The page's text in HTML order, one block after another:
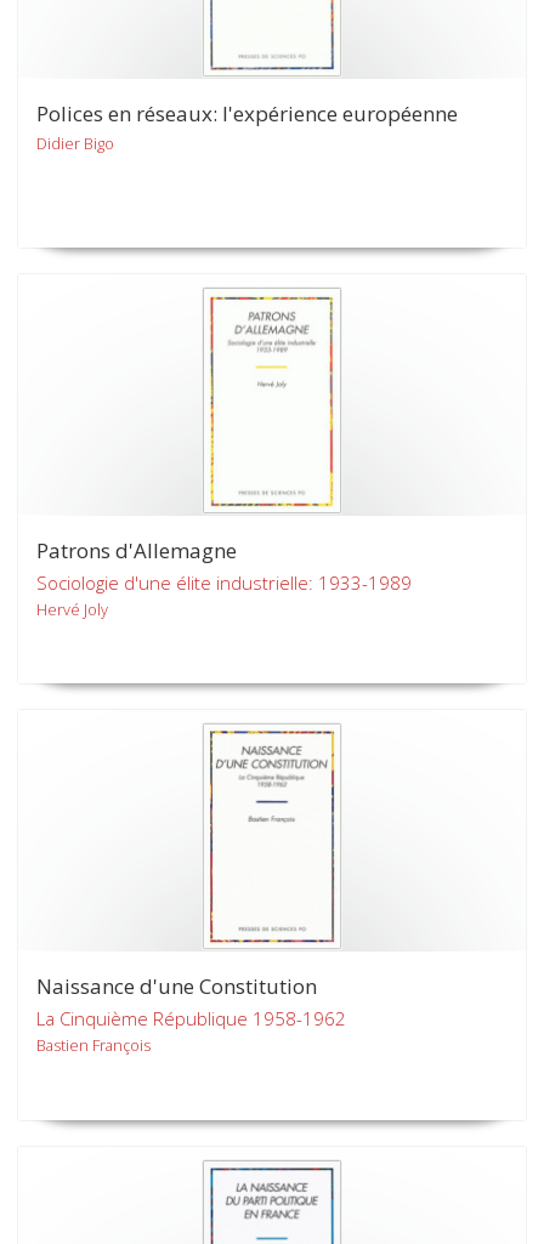
Polices en réseaux: l'expérience européenne
Didier Bigo
Patrons d'Allemagne
Sociologie d'une élite industrielle: 1933-1989
Hervé Joly
Naissance d'une Constitution
La Cinquième République 1958-1962
Bastien François